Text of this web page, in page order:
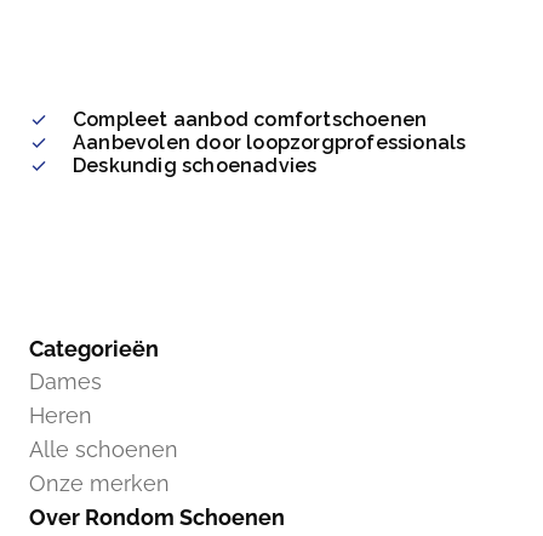
Compleet aanbod comfortschoenen
Aanbevolen door loopzorgprofessionals
Deskundig schoenadvies
Categorieën
Dames
Heren
Alle schoenen
Onze merken
Over Rondom Schoenen